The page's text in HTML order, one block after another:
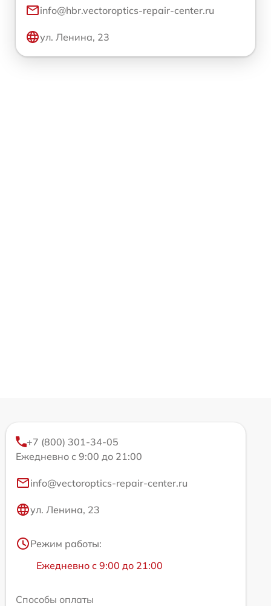
info@hbr.vectoroptics-repair-center.ru
ул. Ленина, 23
+7 (800) 301-34-05
Ежедневно с 9:00 до 21:00
info@vectoroptics-repair-center.ru
ул. Ленина, 23
Режим работы:
Ежедневно с 9:00 до 21:00
Способы оплаты